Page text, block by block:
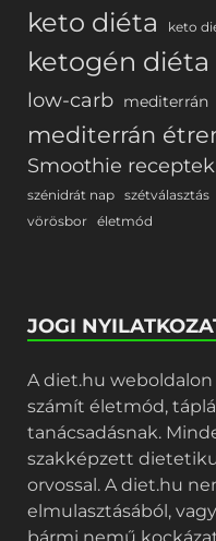
keto diéta keto
ketogén diéta
low-carb mediterrán
mediterrán
Smoothie receptek
szénidrát nap szétválasztás
vörösbor életmód
JOGI
A diet.hu
számít életmód,
tanácsadásnak.
szakképzett
orvossal. A diet.hu
elmulasztásából,